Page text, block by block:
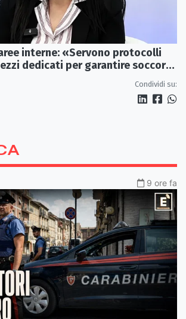
interne: «Servono protocolli
dedicati per garantire soccorsi
Condividi su:
9 ore fa